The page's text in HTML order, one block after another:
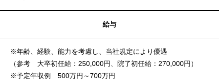
給与
※年齢、経験、能力を考慮し、当社規定により優遇
（参考 大卒初任給：250,000円、院了初任給：270,000円）
※予定年収例 500万円～700万円